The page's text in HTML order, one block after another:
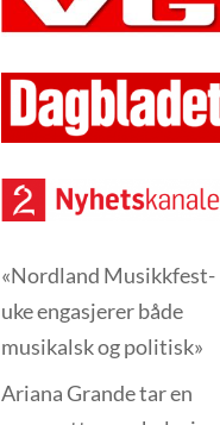
«Nordland Musikkfest­
uke engasjerer både
musikalsk og politisk»
Ariana Grande tar en